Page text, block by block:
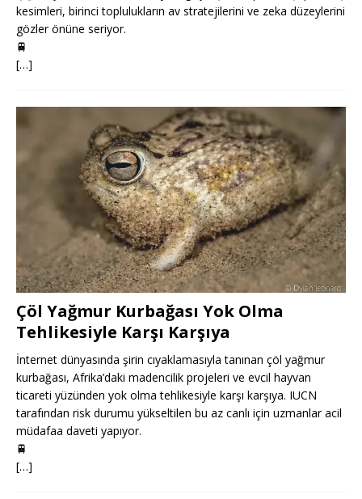
kesimleri, birinci toplulukların av stratejilerini ve zeka düzeylerini
gözler önüne seriyor.
🚆
[…]
Çöl Yağmur Kurbağası Yok Olma
Tehlikesiyle Karşı Karşıya
İnternet dünyasında şirin cıyaklamasıyla tanınan çöl yağmur
kurbağası, Afrika’daki madencilik projeleri ve evcil hayvan
ticareti yüzünden yok olma tehlikesiyle karşı karşıya. IUCN
tarafından risk durumu yükseltilen bu az canlı için uzmanlar acil
müdafaa daveti yapıyor.
🚆
[…]